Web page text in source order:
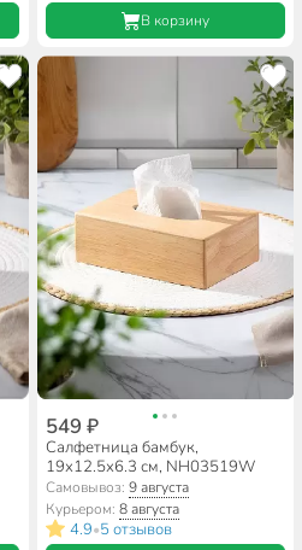
В корзину
549 ₽
Салфетница бамбук,
19х12.5х6.3 см, NH03519W
Самовывоз: 9 августа
Курьером: 8 августа
4.9•5 отзывов